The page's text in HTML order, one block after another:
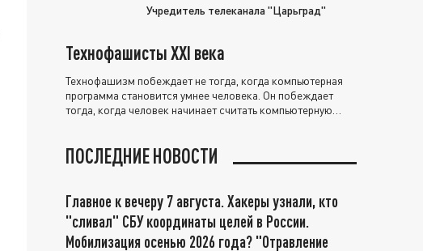
Учредитель телеканала "Царьград"
Технофашисты XXI века
Технофашизм побеждает не тогда, когда компьютерная
программа становится умнее человека. Он побеждает
тогда, когда человек начинает считать компьютерную
ПОСЛЕДНИЕ НОВОСТИ
Главное к вечеру 7 августа. Хакеры узнали, кто
"сливал" СБУ координаты целей в России.
Мобилизация осенью 2026 года? "Отравление